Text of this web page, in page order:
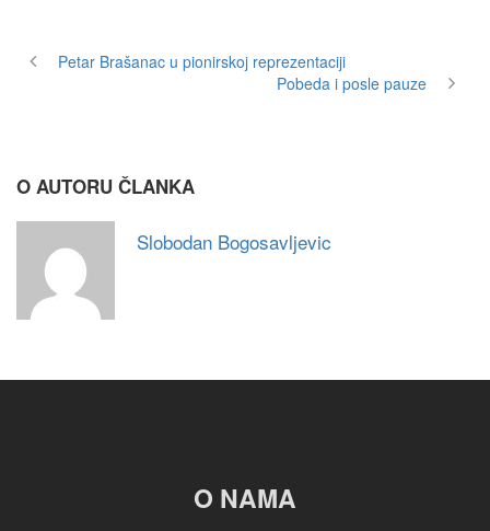
Petar Brašanac u pionirskoj reprezentaciji
Pobeda i posle pauze
O AUTORU ČLANKA
Slobodan Bogosavljevic
O NAMA